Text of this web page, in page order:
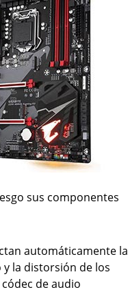
sus componentes
automáticamente la
la distorsión de los
de audio